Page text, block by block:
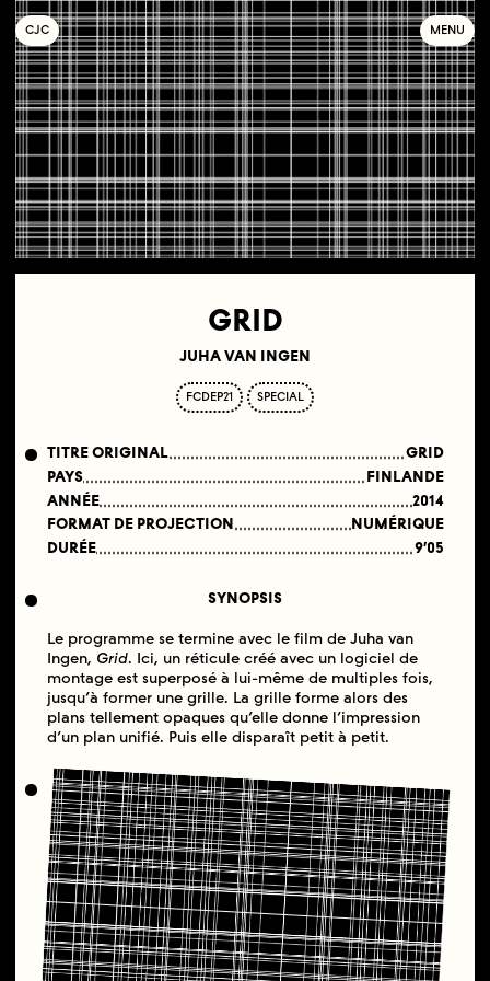
COLLECTIF
JEUNE
C INÉMA MENU
GRID
JUHA VAN INGEN
FCDEP21 SPECIAL
TITRE ORIGINAL
GRID
PAYS
FINLANDE
ANNÉE
2014
FORMAT DE PROJECTION
NUMÉRIQUE
DURÉE
9′05
SYNOPSIS
Le programme se termine avec le film de Juha van
Ingen, Grid. Ici, un réticule créé avec un logiciel de
montage est superposé à lui-même de multiples fois,
jusqu’à former une grille. La grille forme alors des
plans tellement opaques qu’elle donne l’impression
d’un plan unifié. Puis elle disparaît petit à petit.